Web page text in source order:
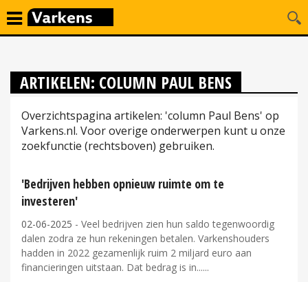
ARTIKELEN: COLUMN PAUL BENS
Overzichtspagina artikelen: 'column Paul Bens' op
Varkens.nl. Voor overige onderwerpen kunt u onze
zoekfunctie (rechtsboven) gebruiken.
'Bedrijven hebben opnieuw ruimte om te
investeren'
02-06-2025 - Veel bedrijven zien hun saldo tegenwoordig
dalen zodra ze hun rekeningen betalen. Varkenshouders
hadden in 2022 gezamenlijk ruim 2 miljard euro aan
financieringen uitstaan. Dat bedrag is in...